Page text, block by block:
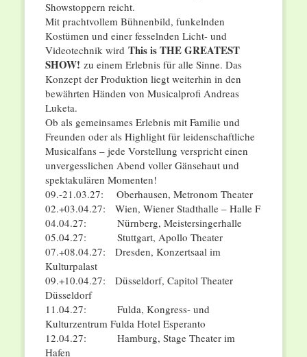
Showstoppern reicht.
Mit prachtvollem Bühnenbild, funkelnden
Kostümen und einer fesselnden Licht- und
Videotechnik wird This is THE GREATEST
SHOW! zu einem Erlebnis für alle Sinne. Das
Konzept der Produktion liegt weiterhin in den
bewährten Händen von Musicalprofi Andreas
Luketa.
Ob als gemeinsames Erlebnis mit Familie und
Freunden oder als Highlight für leidenschaftliche
Musicalfans – jede Vorstellung verspricht einen
unvergesslichen Abend voller Gänsehaut und
spektakulären Momenten!
09.-21.03.27: Oberhausen, Metronom Theater
02.+03.04.27: Wien, Wiener Stadthalle – Halle F
04.04.27: Nürnberg, Meistersingerhalle
05.04.27: Stuttgart, Apollo Theater
07.+08.04.27: Dresden, Konzertsaal im
Kulturpalast
09.+10.04.27: Düsseldorf, Capitol Theater
Düsseldorf
11.04.27: Fulda, Kongress- und
Kulturzentrum Fulda Hotel Esperanto
12.04.27: Hamburg, Stage Theater im
Hafen